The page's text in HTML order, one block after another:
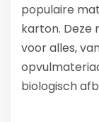
populaire
karton. Deze
voor alles,
biologisch